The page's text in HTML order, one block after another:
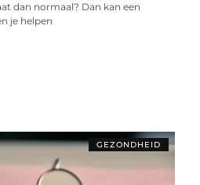
dan normaal? Dan kan een
je helpen
GEZONDHEID